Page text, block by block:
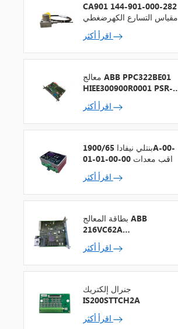
CA901 144-901-000-282
مقياس التسارع الكهرضغطي
معالج ABB PPC322BE01
HIEE300900R0001 PSR-2
+ ناقل المجال
بنتلي نيفادا 1900/65A-00-
01-01-00-00 مراقب معدات
الأغراض العامة
بطاقة المعالج ABB
216VC62A
HESG324442R13
جنرال إلكتريك
IS200STTCH2A